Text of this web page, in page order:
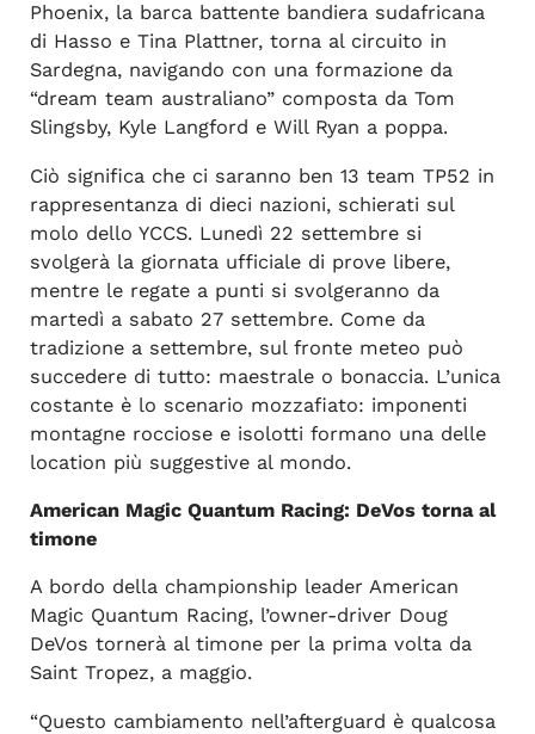
Phoenix, la barca battente bandiera sudafricana
di Hasso e Tina Plattner, torna al circuito in
Sardegna, navigando con una formazione da
“dream team australiano” composta da Tom
Slingsby, Kyle Langford e Will Ryan a poppa.
Ciò significa che ci saranno ben 13 team TP52 in
rappresentanza di dieci nazioni, schierati sul
molo dello YCCS. Lunedì 22 settembre si
svolgerà la giornata ufficiale di prove libere,
mentre le regate a punti si svolgeranno da
martedì a sabato 27 settembre. Come da
tradizione a settembre, sul fronte meteo può
succedere di tutto: maestrale o bonaccia. L’unica
costante è lo scenario mozzafiato: imponenti
montagne rocciose e isolotti formano una delle
location più suggestive al mondo.
American Magic Quantum Racing: DeVos torna al
timone
A bordo della championship leader American
Magic Quantum Racing, l’owner-driver Doug
DeVos tornerà al timone per la prima volta da
Saint Tropez, a maggio.
“Questo cambiamento nell’afterguard è qualcosa